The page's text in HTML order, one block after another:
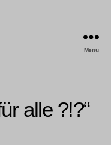
Menü
alle ?!?“